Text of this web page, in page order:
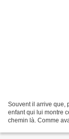
Souvent il arrive que,
enfant qui lui montre
chemin là. Comme